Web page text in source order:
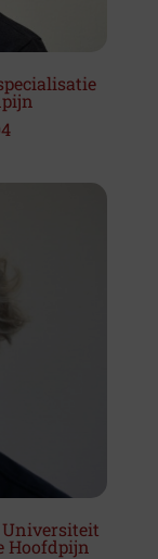
Universiteit
Hoofdpijn